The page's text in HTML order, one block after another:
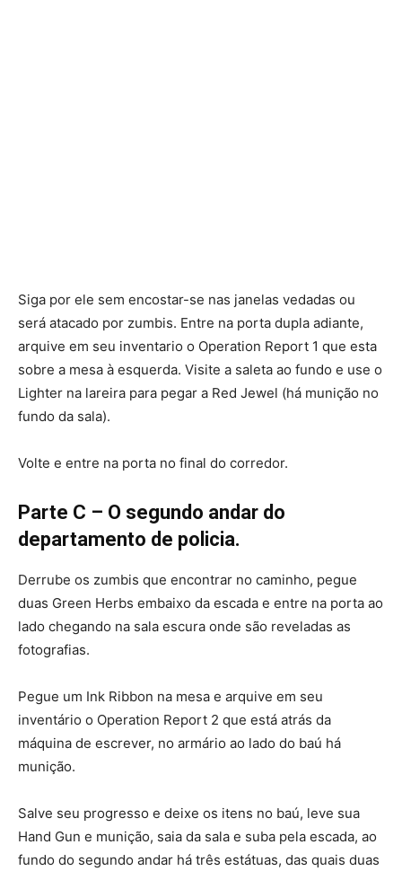
Siga por ele sem encostar-se nas janelas vedadas ou
será atacado por zumbis. Entre na porta dupla adiante,
arquive em seu inventario o Operation Report 1 que esta
sobre a mesa à esquerda. Visite a saleta ao fundo e use o
Lighter na lareira para pegar a Red Jewel (há munição no
fundo da sala).
Volte e entre na porta no final do corredor.
Parte C – O segundo andar do
departamento de policia.
Derrube os zumbis que encontrar no caminho, pegue
duas Green Herbs embaixo da escada e entre na porta ao
lado chegando na sala escura onde são reveladas as
fotografias.
Pegue um Ink Ribbon na mesa e arquive em seu
inventário o Operation Report 2 que está atrás da
máquina de escrever, no armário ao lado do baú há
munição.
Salve seu progresso e deixe os itens no baú, leve sua
Hand Gun e munição, saia da sala e suba pela escada, ao
fundo do segundo andar há três estátuas, das quais duas